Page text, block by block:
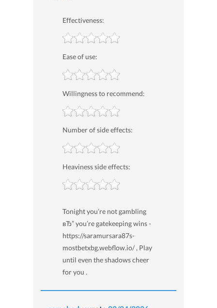
Effectiveness:
Ease of use:
Willingness to recommend:
Number of side effects:
Heaviness side effects:
Tonight you’re not gambling
вЂ” you’re gatekeeping wins -
https://saramursara87s-
mostbetxbg.webflow.io/ , Play
until even the shadows cheer
for you .